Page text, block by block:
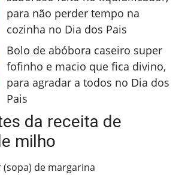
para não perder tempo na
cozinha no Dia dos Pais
Bolo de abóbora caseiro super
fofinho e macio que fica divino,
para agradar a todos no Dia dos
Pais
da receita de
milho
(sopa) de margarina